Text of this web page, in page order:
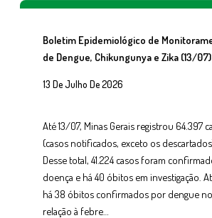
Boletim Epidemiológico de
de Dengue, Chikungunya e Zika (13/07)
13 De Julho De 2026
Até 13/07, Minas Gerais registrou 64.397
(casos notificados, exceto os
Desse total, 41.224 casos foram
doença e há 40 óbitos em investigação.
há 38 óbitos confirmados por dengue
relação à febre…